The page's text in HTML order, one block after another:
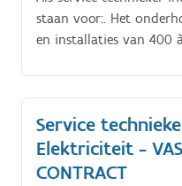
staan voor:. Het
en installaties van 400
of doe je de nodige
voor het verhelpen van
zoek naar het defect,
Service
Elektriciteit -
CONTRACT